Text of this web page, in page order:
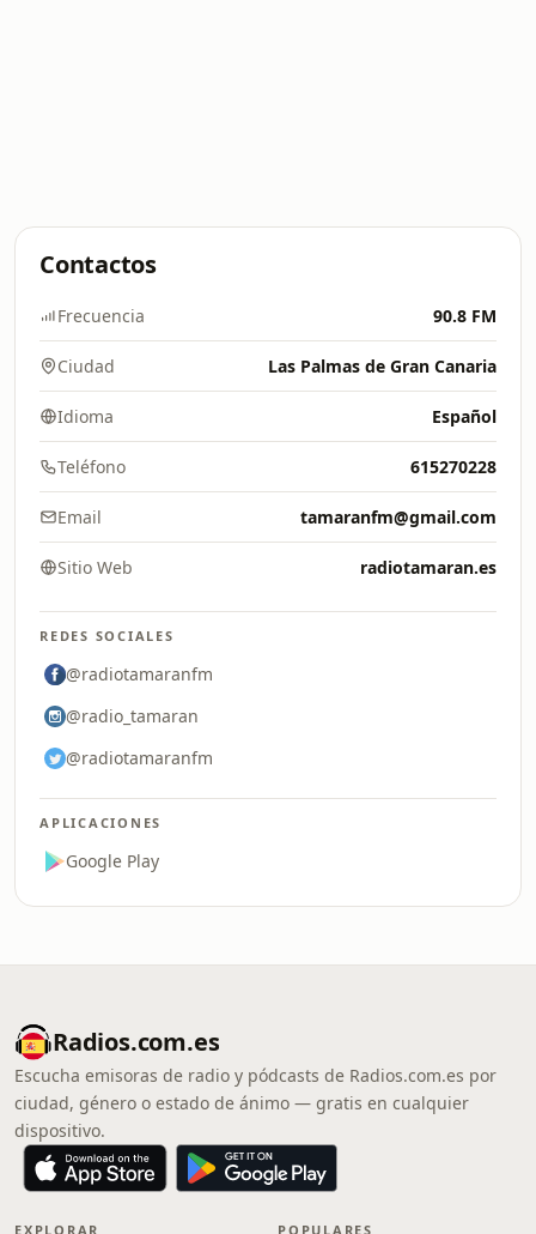
Contactos
Frecuencia 90.8 FM
Ciudad Las Palmas de Gran Canaria
Idioma Español
Teléfono 615270228
Email tamaranfm@gmail.com
Sitio Web radiotamaran.es
REDES SOCIALES
@radiotamaranfm
@radio_tamaran
@radiotamaranfm
APLICACIONES
Google Play
Radios.com.es
Escucha emisoras de radio y pódcasts de Radios.com.es por
ciudad, género o estado de ánimo — gratis en cualquier
dispositivo.
EXPLORAR POPULARES